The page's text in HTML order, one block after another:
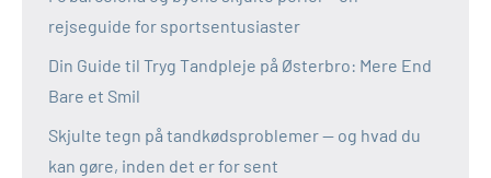
rejseguide for sportsentusiaster
Din Guide til Tryg Tandpleje på Østerbro: Mere End
Bare et Smil
Skjulte tegn på tandkødsproblemer — og hvad du
kan gøre, inden det er for sent